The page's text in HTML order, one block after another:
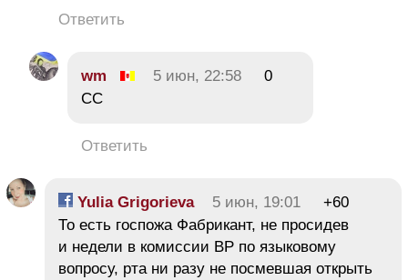
Ответить
wm 5 июн, 22:58
0
СС
Ответить
Yulia Grigorieva 5 июн, 19:01
+60
То есть госпожа Фабрикант, не просидев
и недели в комиссии ВР по языковому
вопросу, рта ни разу не посмевшая открыть